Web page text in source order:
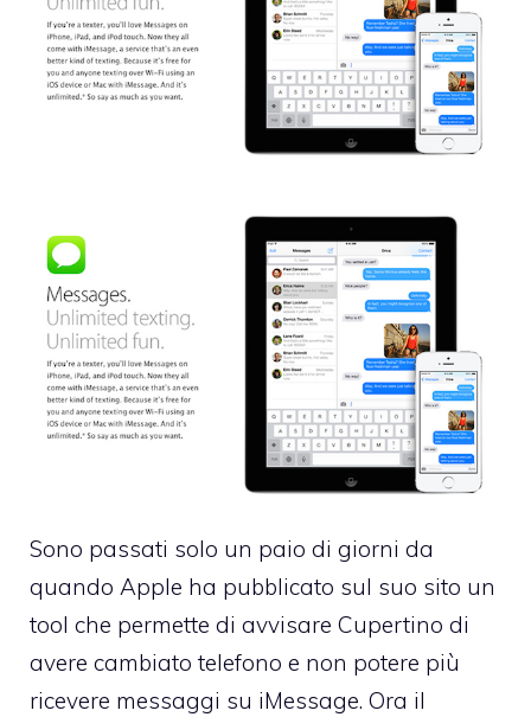
Sono passati solo un paio di giorni da
quando Apple ha pubblicato sul suo sito un
tool che permette di avvisare Cupertino di
avere cambiato telefono e non potere più
ricevere messaggi su iMessage. Ora il